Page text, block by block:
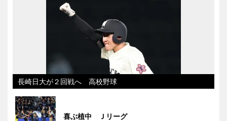
長崎日大が２回戦へ 高校野球
喜ぶ植中 Ｊリーグ